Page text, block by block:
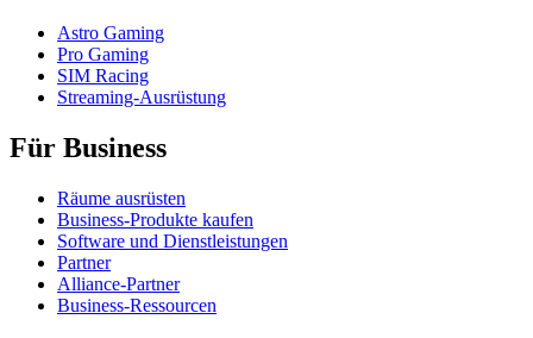
Astro Gaming
Pro Gaming
SIM Racing
Streaming-Ausrüstung
Für Business
Räume ausrüsten
Business-Produkte kaufen
Software und Dienstleistungen
Partner
Alliance-Partner
Business-Ressourcen